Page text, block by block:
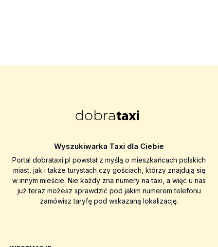
Wyszukiwarka Taxi dla Ciebie
Portal dobrataxi.pl powstał z myślą o mieszkańcach polskich
miast, jak i także turystach czy gościach, którzy znajdują się
w innym mieście. Nie każdy zna numery na taxi, a więc u nas
już teraz możesz sprawdzić pod jakim numerem telefonu
zamówisz taryfę pod wskazaną lokalizację.